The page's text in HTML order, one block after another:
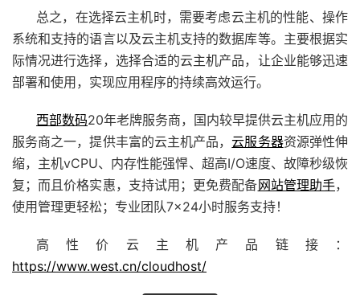
总之，在选择云主机时，需要考虑云主机的性能、操作
系统和支持的语言以及云主机支持的数据库等。主要根据实
际情况进行选择，选择合适的云主机产品，让企业能够迅速
部署和使用，实现应用程序的持续高效运行。
西部数码20年老牌服务商，国内较早提供云主机应用的
服务商之一，提供丰富的云主机产品，云服务器资源弹性伸
缩，主机vCPU、内存性能强悍、超高I/O速度、故障秒级恢
复；而且价格实惠，支持试用；更免费配备网站管理助手，
使用管理更轻松；专业团队7×24小时服务支持！
高性价云主机产品链接：
https://www.west.cn/cloudhost/